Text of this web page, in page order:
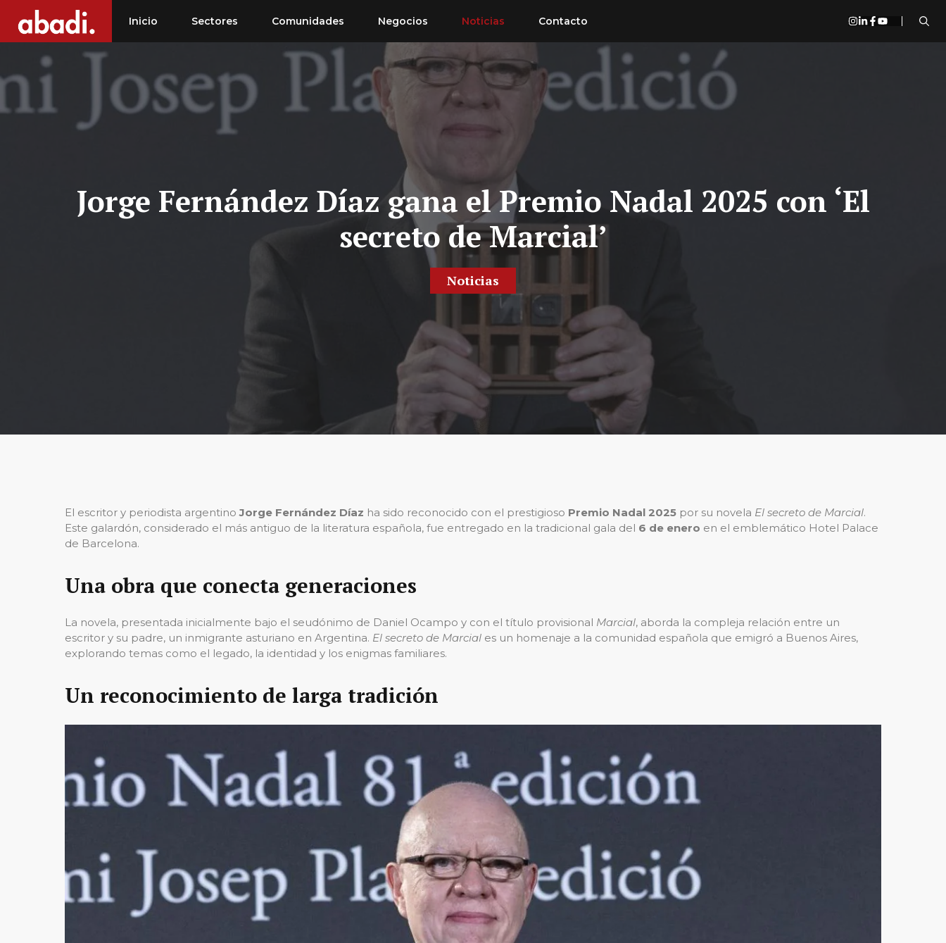
contenido
Inicio Sectores Comunidades Negocios Noticias Contacto
Jorge Fernández Díaz gana el Premio Nadal 2025 con ‘El
secreto de Marcial’
Noticias
El escritor y periodista argentinoJorge Fernández Díaz ha sido reconocido con el prestigioso Premio Nadal 2025 por su novela El secreto de Marcial.
Este galardón, considerado el más antiguo de la literatura española, fue entregado en la tradicional gala del 6 de enero en el emblemático Hotel Palace
de Barcelona.
Una obra que conecta generaciones
La novela, presentada inicialmente bajo el seudónimo de Daniel Ocampo y con el título provisional Marcial, aborda la compleja relación entre un
escritor y su padre, un inmigrante asturiano en Argentina. El secreto de Marcial es un homenaje a la comunidad española que emigró a Buenos Aires,
explorando temas como el legado, la identidad y los enigmas familiares.
Un reconocimiento de larga tradición